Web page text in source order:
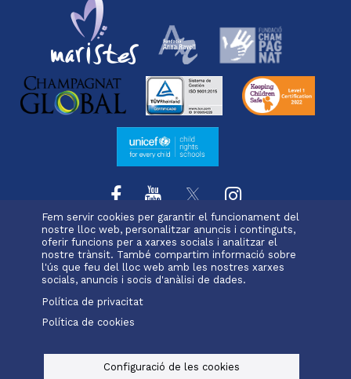
Fem servir cookies per garantir el funcionament del
nostre lloc web, personalitzar anuncis i continguts,
oferir funcions per a xarxes socials i analitzar el
nostre trànsit. També compartim informació sobre
l'ús que feu del lloc web amb les nostres xarxes
socials, anuncis i socis d'anàlisi de dades.
Política de privacitat
Política de cookies
Configuració de les cookies
Menu
footer
immaculada
L'escola Projecte educatiu
Oferta educativa
Serveis i extraescolars
Pastoral Matrícula
Alexia
Office 365